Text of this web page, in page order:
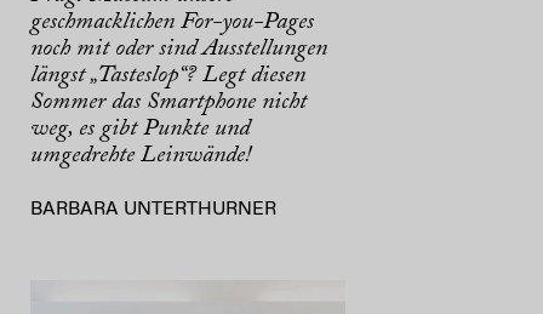
geschmacklichen For-you-Pages
noch mit oder sind Ausstellungen
längst „Tasteslop“? Legt diesen
Sommer das Smartphone nicht
weg, es gibt Punkte und
umgedrehte Leinwände!
BARBARA UNTERTHURNER